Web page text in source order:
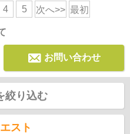
4 5 次へ>> 最初
お問い合わせ
絞り込む
スト